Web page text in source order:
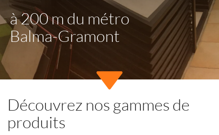
à 200 m du métro
Balma-Gramont
Découvrez nos gammes de
produits